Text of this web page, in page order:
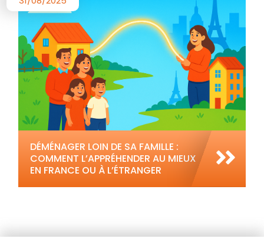
DÉMÉNAGER LOIN DE SA FAMILLE :
COMMENT L’APPRÉHENDER AU MIEUX
EN FRANCE OU À L’ÉTRANGER